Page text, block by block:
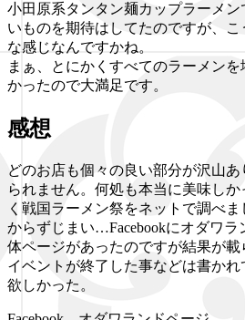
小田原系タンタン麺カップラーメン
いものを期待はしてたのですが、
な感じなんですかね。
まぁ、とにかくすべてのラーメン
かったので大満足です。
感想
どのお店も個々の良い部分が沢山
られません。何処も本当に美味し
く戦国ラーメン祭をネットで調べ
からずじまい…Facebookにオダワラ
体ページがあったのですが結果が載
イベントが終了した事などは書か
欲しかった。